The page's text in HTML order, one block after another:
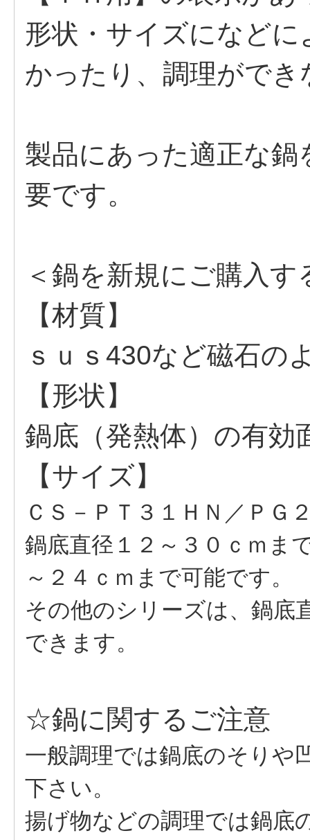
形状・サイズになど
かったり、調理がで
製品にあった適正な
要です。
＜鍋を新規にご購入す
【材質】
ｓｕｓ430など磁石の
【形状】
鍋底（発熱体）の有効
【サイズ】
ＣＳ－ＰＴ３１ＨＮ／ＰＧ
鍋底直径１２～３０ｃｍま
～２４ｃｍまで可能です。
その他のシリーズは、鍋底
できます。
☆鍋に関するご注意
一般調理では鍋底のそりや
下さい。
揚げ物などの調理では鍋底